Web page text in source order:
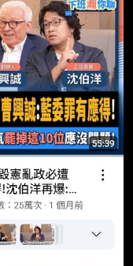
的吧？ ----- Sent